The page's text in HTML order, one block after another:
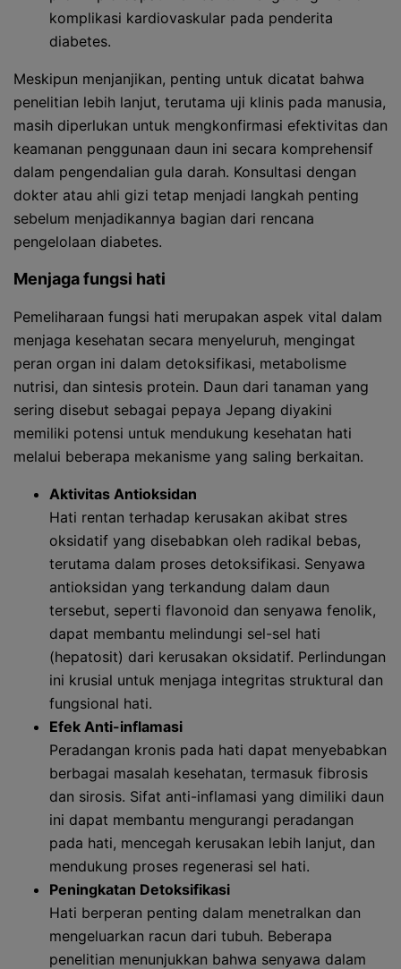
komplikasi kardiovaskular pada penderita
diabetes.
Meskipun menjanjikan, penting untuk dicatat bahwa
penelitian lebih lanjut, terutama uji klinis pada manusia,
masih diperlukan untuk mengkonfirmasi efektivitas dan
keamanan penggunaan daun ini secara komprehensif
dalam pengendalian gula darah. Konsultasi dengan
dokter atau ahli gizi tetap menjadi langkah penting
sebelum menjadikannya bagian dari rencana
pengelolaan diabetes.
Menjaga fungsi hati
Pemeliharaan fungsi hati merupakan aspek vital dalam
menjaga kesehatan secara menyeluruh, mengingat
peran organ ini dalam detoksifikasi, metabolisme
nutrisi, dan sintesis protein. Daun dari tanaman yang
sering disebut sebagai pepaya Jepang diyakini
memiliki potensi untuk mendukung kesehatan hati
melalui beberapa mekanisme yang saling berkaitan.
Aktivitas Antioksidan
Hati rentan terhadap kerusakan akibat stres
oksidatif yang disebabkan oleh radikal bebas,
terutama dalam proses detoksifikasi. Senyawa
antioksidan yang terkandung dalam daun
tersebut, seperti flavonoid dan senyawa fenolik,
dapat membantu melindungi sel-sel hati
(hepatosit) dari kerusakan oksidatif. Perlindungan
ini krusial untuk menjaga integritas struktural dan
fungsional hati.
Efek Anti-inflamasi
Peradangan kronis pada hati dapat menyebabkan
berbagai masalah kesehatan, termasuk fibrosis
dan sirosis. Sifat anti-inflamasi yang dimiliki daun
ini dapat membantu mengurangi peradangan
pada hati, mencegah kerusakan lebih lanjut, dan
mendukung proses regenerasi sel hati.
Peningkatan Detoksifikasi
Hati berperan penting dalam menetralkan dan
mengeluarkan racun dari tubuh. Beberapa
penelitian menunjukkan bahwa senyawa dalam